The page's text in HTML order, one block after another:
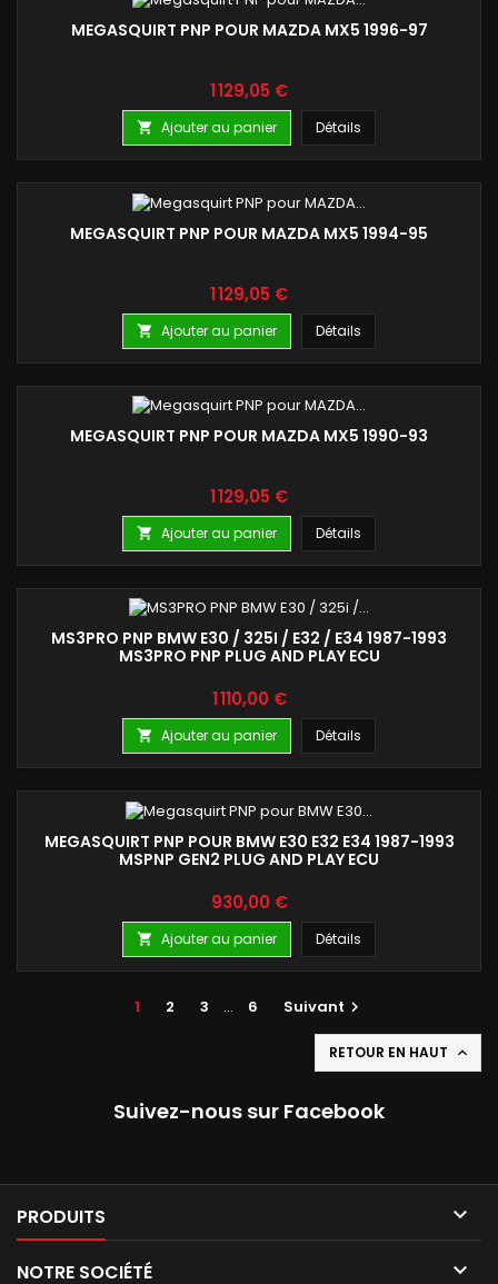
MEGASQUIRT PNP POUR MAZDA MX5 1996-97
Prix
1 129,05 €
 Ajouter au panier Détails
MEGASQUIRT PNP POUR MAZDA MX5 1994-95
Prix
1 129,05 €
 Ajouter au panier Détails
MEGASQUIRT PNP POUR MAZDA MX5 1990-93
Prix
1 129,05 €
 Ajouter au panier Détails
MS3PRO PNP BMW E30 / 325I / E32 / E34 1987-1993
MS3PRO PNP PLUG AND PLAY ECU
Prix
1 110,00 €
 Ajouter au panier Détails
MEGASQUIRT PNP POUR BMW E30 E32 E34 1987-1993
MSPNP GEN2 PLUG AND PLAY ECU
Prix
930,00 €
 Ajouter au panier Détails
1 2 3 … 6 Suivant 
RETOUR EN HAUT 
Suivez-nous sur Facebook
PRODUITS 
NOTRE SOCIÉTÉ 